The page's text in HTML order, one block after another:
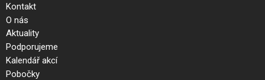
Kontakt
O nás
Aktuality
Podporujeme
Kalendář akcí
Pobočky